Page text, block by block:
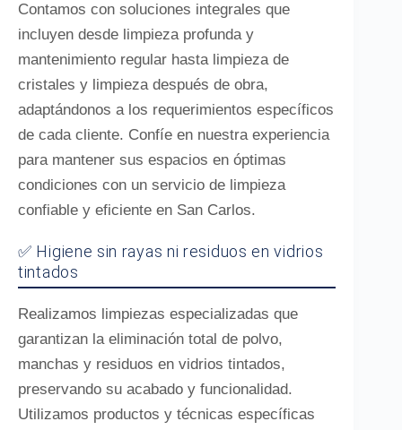
Contamos con soluciones integrales que
incluyen desde limpieza profunda y
mantenimiento regular hasta limpieza de
cristales y limpieza después de obra,
adaptándonos a los requerimientos específicos
de cada cliente. Confíe en nuestra experiencia
para mantener sus espacios en óptimas
condiciones con un servicio de limpieza
confiable y eficiente en San Carlos.
✅ Higiene sin rayas ni residuos en vidrios
tintados
Realizamos limpiezas especializadas que
garantizan la eliminación total de polvo,
manchas y residuos en vidrios tintados,
preservando su acabado y funcionalidad.
Utilizamos productos y técnicas específicas